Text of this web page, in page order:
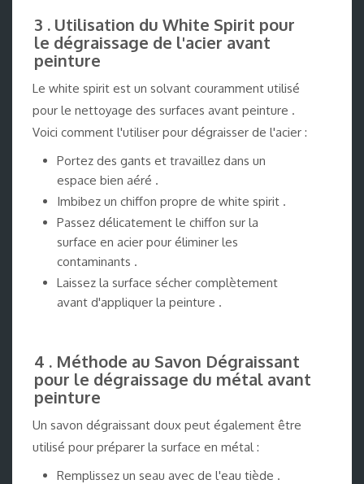
3 . Utilisation du White Spirit pour
le dégraissage de l'acier avant
peinture
Le white spirit est un solvant couramment utilisé
pour le nettoyage des surfaces avant peinture .
Voici comment l'utiliser pour dégraisser de l'acier :
Portez des gants et travaillez dans un
espace bien aéré .
Imbibez un chiffon propre de white spirit .
Passez délicatement le chiffon sur la
surface en acier pour éliminer les
contaminants .
Laissez la surface sécher complètement
avant d'appliquer la peinture .
4 . Méthode au Savon Dégraissant
pour le dégraissage du métal avant
peinture
Un savon dégraissant doux peut également être
utilisé pour préparer la surface en métal :
Remplissez un seau avec de l'eau tiède .